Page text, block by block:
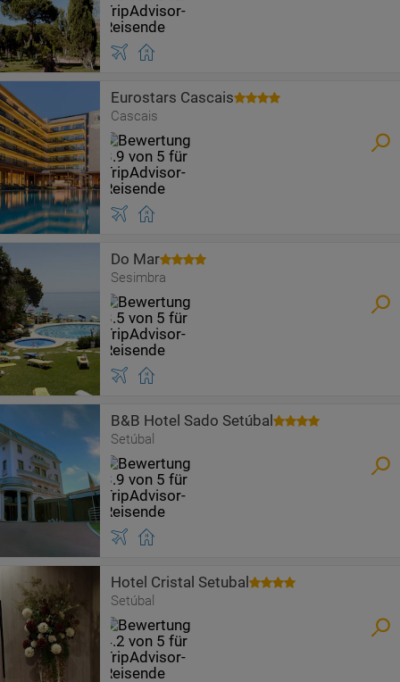
Eurostars Cascais
Cascais
Do Mar
Sesimbra
B&B Hotel Sado Setúbal
Setúbal
Hotel Cristal Setubal
Setúbal